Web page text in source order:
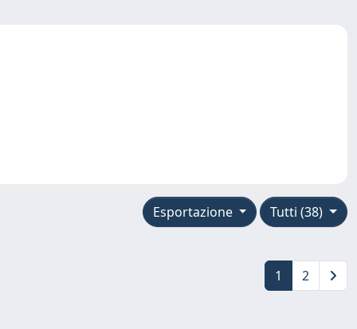
Tutti (38)
Esportazione
1 2